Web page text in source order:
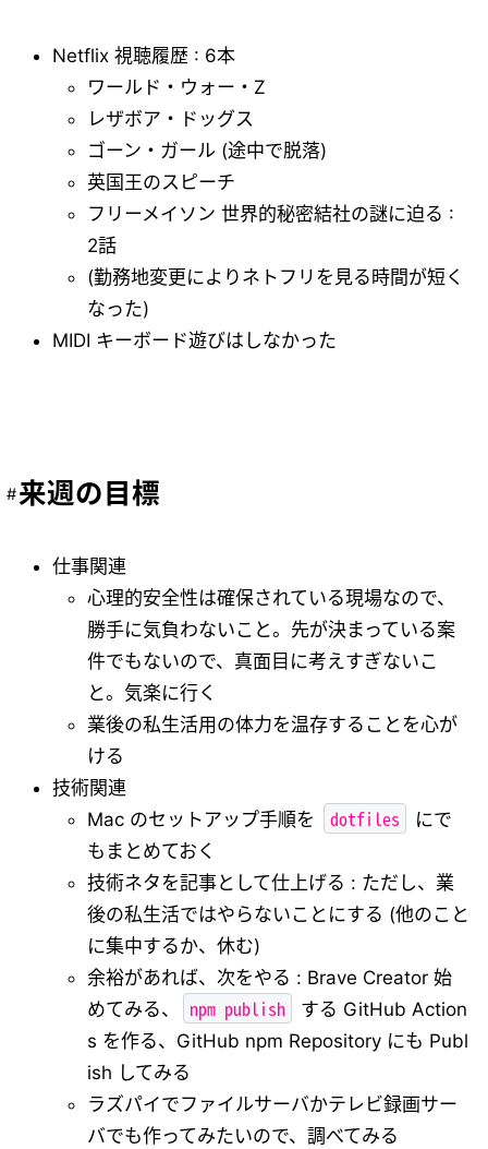
Netflix 視聴履歴 : 6本
ワールド・ウォー・Z
レザボア・ドッグス
ゴーン・ガール (途中で脱落)
英国王のスピーチ
フリーメイソン 世界的秘密結社の謎に迫る :
2話
(勤務地変更によりネトフリを見る時間が短く
なった)
MIDI キーボード遊びはしなかった
来週の目標
仕事関連
心理的安全性は確保されている現場なので、
勝手に気負わないこと。先が決まっている案
件でもないので、真面目に考えすぎないこ
と。気楽に行く
業後の私生活用の体力を温存することを心が
ける
技術関連
Mac のセットアップ手順を
dotfiles
にで
もまとめておく
技術ネタを記事として仕上げる : ただし、業
後の私生活ではやらないことにする (他のこと
に集中するか、休む)
余裕があれば、次をやる : Brave Creator 始
めてみる、
npm publish
する GitHub Action
s を作る、GitHub npm Repository にも Publ
ish してみる
ラズパイでファイルサーバかテレビ録画サー
バでも作ってみたいので、調べてみる